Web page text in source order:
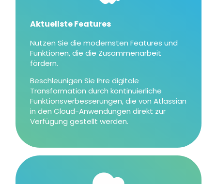
Aktuellste Features
Nutzen Sie die modernsten Features und
Funktionen, die die Zusammenarbeit
fördern.
Beschleunigen Sie Ihre digitale
Transformation durch kontinuierliche
Funktionsverbesserungen, die von Atlassian
in den Cloud-Anwendungen direkt zur
Verfügung gestellt werden.